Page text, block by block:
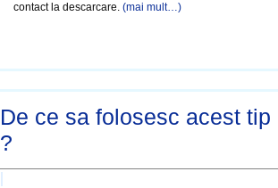
contact la descarcare. (mai mult…)
De ce sa folosesc acest tip
?